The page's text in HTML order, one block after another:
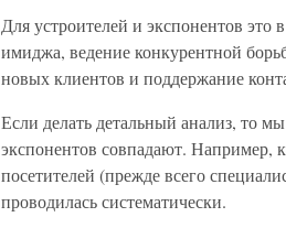
Для устроителей и экспонентов
имиджа, ведение конкурентной
новых клиентов и поддержание
Если делать детальный анализ, то
экспонентов совпадают. Например,
посетителей (прежде всего
проводилась систематически.